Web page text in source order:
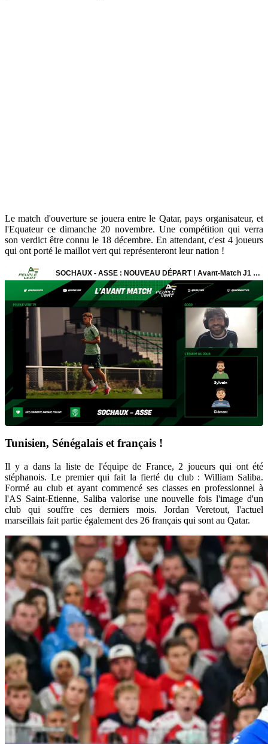
Le match d'ouverture se jouera entre le Qatar, pays organisateur, et
l'Equateur ce dimanche 20 novembre. Une compétition qui verra
son verdict être connu le 18 décembre. En attendant, c'est 4 joueurs
qui ont porté le maillot vert qui représenteront leur nation !
Tunisien, Sénégalais et français !
Il y a dans la liste de l'équipe de France, 2 joueurs qui ont été
stéphanois. Le premier qui fait la fierté du club : William Saliba.
Formé au club et ayant commencé ses classes en professionnel à
l'AS Saint-Etienne, Saliba valorise une nouvelle fois l'image d'un
club qui souffre ces derniers mois. Jordan Veretout, l'actuel
marseillais fait partie également des 26 français qui sont au Qatar.